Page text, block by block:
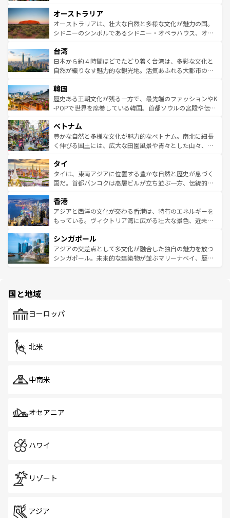
部のニューオーリンズでは、音楽と美食が融合した独特の
文化が魅力。旅行者はアメリカの各地域で異なる魅力を楽
しみながら、その多様性と豊かな歴史を感じることができ
ならではの贅沢な旅のスタイルだ。 なお、新着のアメリカ
情報はコンテンツ一覧を参照してほしい。
ワイ島は見逃せない。また、定番の観光地といえばオアフ
島だが、静かな自然を求めるならマウイ島やカウアイ島が
おすすめ。エメラルドグリーンに輝く海をはじめ、豊かな
れるおもてなしの心で訪れる人々を迎えてくれるハワイの
人々、おいしいローカルフードやハワイアンミュージッ
ク、伝統的なフラダンスなど、すべてがハワイの魅力を彩
ワイを、存分に味わってほしい。 なお、新着のハワイ情報
はコンテンツ一覧を参照してほしい。
オーストラリア
オーストラリアは、壮大な自然と多様な文化が魅力の国。
シドニーのシンボルであるシドニー・オペラハウス、オー
リアリーフや大陸中央部にそびえるウルル（エアーズロッ
ク）、タスマニアの美しい原生林やケアンズの熱帯雨林な
ど、見どころがたくさん。また、カフェやワイン、オージ
いる。アクティビティも充実しており、サーフィンやダイ
ビング、ハイキングなど、アウトドア好きにはたまらな
い。オーストラリアの多彩な魅力を存分に味わいつくそ
参照してほしい。
台湾
日本から約４時間ほどでたどり着く台湾は、多彩な文化と
自然が織りなす魅力的な観光地。活気あふれる大都市の台
ン）、静ひつな山岳地帯である台湾東部など、都市の喧騒
と山間の静けさが共存しており、訪れる人に新しい発見と
驚きをもたらしてくれる。また、奥深い台湾の食文化も魅
容にもいいと評判のスイーツなど、バラエティ豊かな料理
が味わえる。 なお、新着の台湾情報は コンテンツ一覧を参
照してほしい。
韓国
歴史ある王朝文化が残る一方で、最先端のファッションやK
-POPで世界を席巻している韓国。首都ソウルの宮殿や伝統
き、地方に足を延ばせば四季折々の自然美を楽しむことが
できる。そして、キムチや焼肉、絶品のストリートフード
まで、さまざまな韓国料理が待っている。夜には、韓国な
リティに包まれながら、韓国の多彩な魅力を心ゆくまで味
わってみてほしい。 なお、新着の韓国情報はコンテンツ一
覧を参照してほしい。
ベトナム
豊かな自然と多様な文化が魅力的なベトナム。南北に細長
く伸びる国土には、広大な田園風景や青々とした山々、世
急速な発展と共に伝統が息づく。ハノイの古い町並みやホ
ーチミン市のフランス統治時代の建物も、独特の雰囲気を
醸し出している。また、バラエティの豊かさとおいしさで
とつ。フォーやバインミー、ベトナムコーヒーなどは、ぜ
ひ現地で味わいたい。どの地域を訪れてもあたたかい人々
が旅行者を迎えてくれるので、きっと忘れられない旅にな
参照してほしい。
タイ
タイは、東南アジアに位置する豊かな自然と歴史が息づく
国だ。首都バンコクは高層ビルが立ち並ぶ一方、伝統的な
の活気が交差している。北部ではチェンマイなどの山岳地
帯で自然と触れ合い、南部ではプーケットやクラビの美し
いビーチでリゾート気分を楽しむことができる。タイ料理
激する。気候は一年中温暖で、どの季節にも異なる楽しみ
が待っている。親しみやすいタイの人々、仏教を中心とし
た文化、そして多様な観光資源が、訪れる旅人を魅了し続
香港
アジアと西洋の文化が交わる香港は、特有のエネルギーを
もっている。ヴィクトリア湾に広がる壮大な景色、近未来
み、どこを訪れても感動するはず。観光スポットが密集し
ており、効率よく見どころを回れるのも魅力。息をのむよ
うな絶景から文化的な体験まで、香港を存分に楽しみ尽く
シンガポール
アジアの交差点として多文化が融合した独自の魅力を放つ
シンガポール。未来的な建築物が並ぶマリーナベイ、歴史
で、ホーカーズは地元の風情を楽しめる外せないスポット
国と地域
ヨーロッパ
北米
中南米
オセアニア
ハワイ
リゾート
アジア